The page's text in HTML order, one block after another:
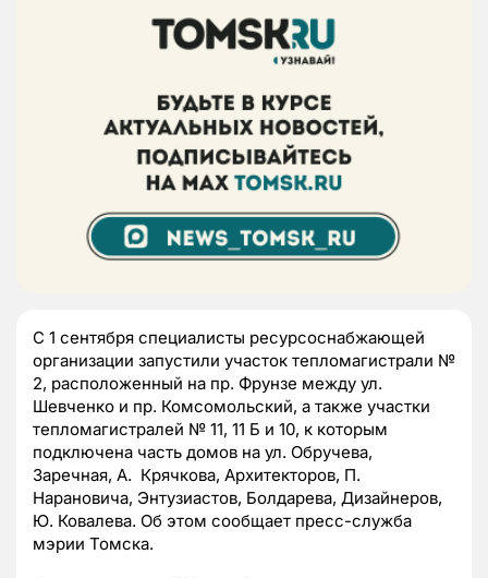
С 1 сентября специалисты ресурсоснабжающей
организации запустили участок тепломагистрали №
2, расположенный на пр. Фрунзе между ул.
Шевченко и пр. Комсомольский, а также участки
тепломагистралей № 11, 11 Б и 10, к которым
подключена часть домов на ул. Обручева,
Заречная, А. Крячкова, Архитекторов, П.
Нарановича, Энтузиастов, Болдарева, Дизайнеров,
Ю. Ковалева. Об этом сообщает пресс-служба
мэрии Томска.